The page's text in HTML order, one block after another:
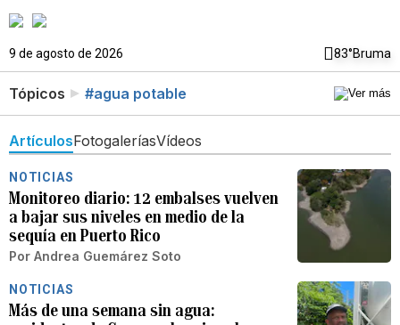
9 de agosto de 2026 83°Bruma
Tópicos #agua potable
ArtículosFotogaleríasVídeos
NOTICIAS
Monitoreo diario: 12 embalses vuelven
a bajar sus niveles en medio de la
sequía en Puerto Rico
Por Andrea Guemárez Soto
NOTICIAS
Más de una semana sin agua: